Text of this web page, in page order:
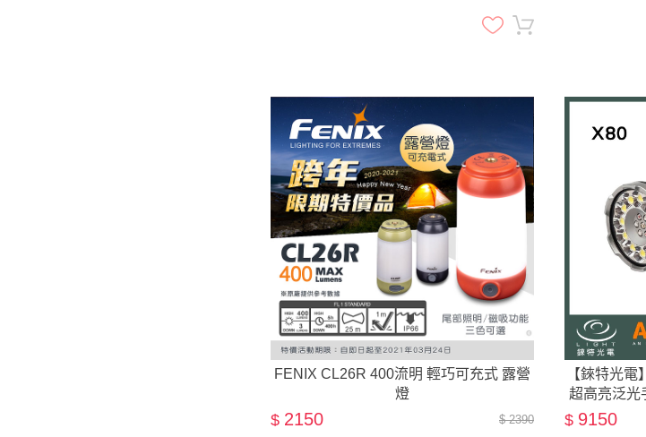
FENIX CL26R 400流明 輕巧可充式 露營
燈
$ 2390
$ 2150
【錸特光
超高亮泛光
腳架適用 /
$ 9150